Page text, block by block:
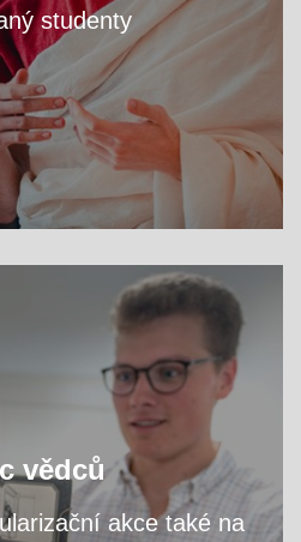
studenty
VÍCE
vědců
akce také na
Navštivte fakultní areál a
se tu zabýváme.